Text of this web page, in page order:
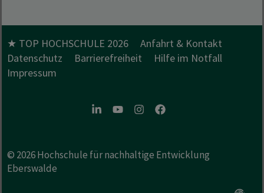
★ TOP HOCHSCHULE 2026
Anfahrt & Kontakt
Datenschutz
Barrierefreiheit
Hilfe im Notfall
Impressum
LinkedInYoutubeInstagramFacebook
© 2026Hochschule für nachhaltige Entwicklung
Eberswalde